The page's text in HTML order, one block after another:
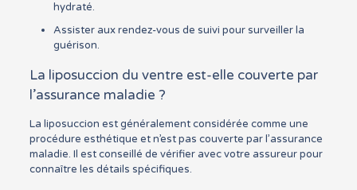
hydraté.
Assister aux rendez-vous de suivi pour surveiller la
guérison.
La liposuccion du ventre est-elle couverte par
l’assurance maladie ?
La liposuccion est généralement considérée comme une
procédure esthétique et n’est pas couverte par l’assurance
maladie. Il est conseillé de vérifier avec votre assureur pour
connaître les détails spécifiques.